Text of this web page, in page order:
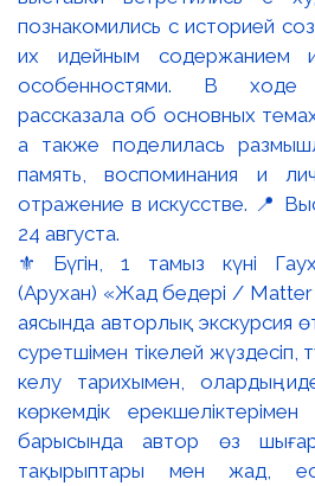
⚜️ Бүгін, 1 тамыз күні
(Арухан) «Жад бедері /
аясында авторлық экскурсия
суретшімен тікелей жүздесіп,
келу тарихымен, олардың
көркемдік
барысында автор өз
тақырыптары мен жад,